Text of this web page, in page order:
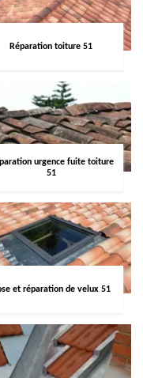
Réparation toiture 51
urgence fuite toiture
51
et réparation de velux 51